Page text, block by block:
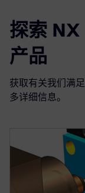
探索
产品
获取有关我们满
多详细信息。